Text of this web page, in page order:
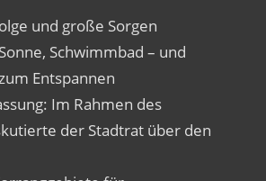
und große Sorgen
Schwimmbad – und
Entspannen
Im Rahmen des
der Stadtrat über den